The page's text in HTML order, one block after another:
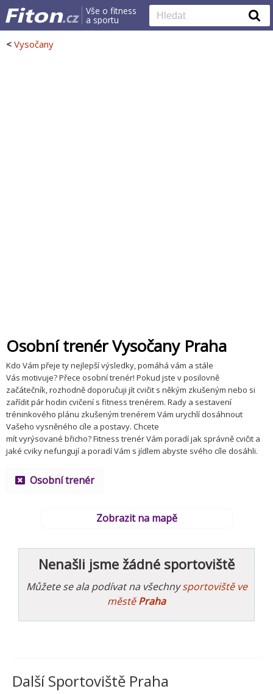
Vše o fitness
a sportu
< Vysočany
Osobní trenér Vysočany Praha
Kdo Vám přeje ty nejlepší výsledky, pomáhá vám a stále
Vás motivuje? Přece osobní trenér! Pokud jste v posilovně
začátečník, rozhodně doporučuji jít cvičit s někým zkušeným nebo si
zařídit pár hodin cvičení s fitness trenérem. Rady a sestavení
tréninkového plánu zkušeným trenérem Vám urychlí dosáhnout
Vašeho vysněného cíle a postavy. Chcete
mít vyrýsované břicho? Fitness trenér Vám poradí jak správně cvičit a
jaké cviky nefungují a poradí Vám s jídlem abyste svého cíle dosáhli.
Osobní trenér
Zobrazit na mapě
Nenašli jsme žádné sportoviště
Můžete se ala podívat na všechnysportoviště ve
městěPraha
Další Sportoviště Praha